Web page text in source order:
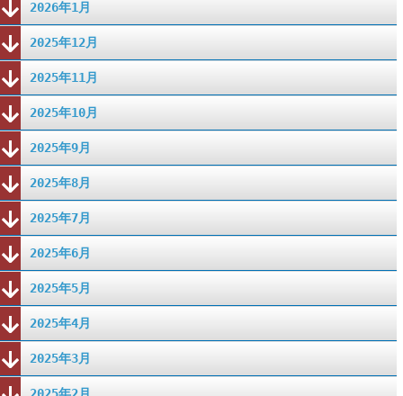
2026年1月
2025年12月
2025年11月
2025年10月
2025年9月
2025年8月
2025年7月
2025年6月
2025年5月
2025年4月
2025年3月